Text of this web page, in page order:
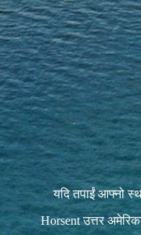
यदि तपाईं आफ्नो
Horsent उत्तर